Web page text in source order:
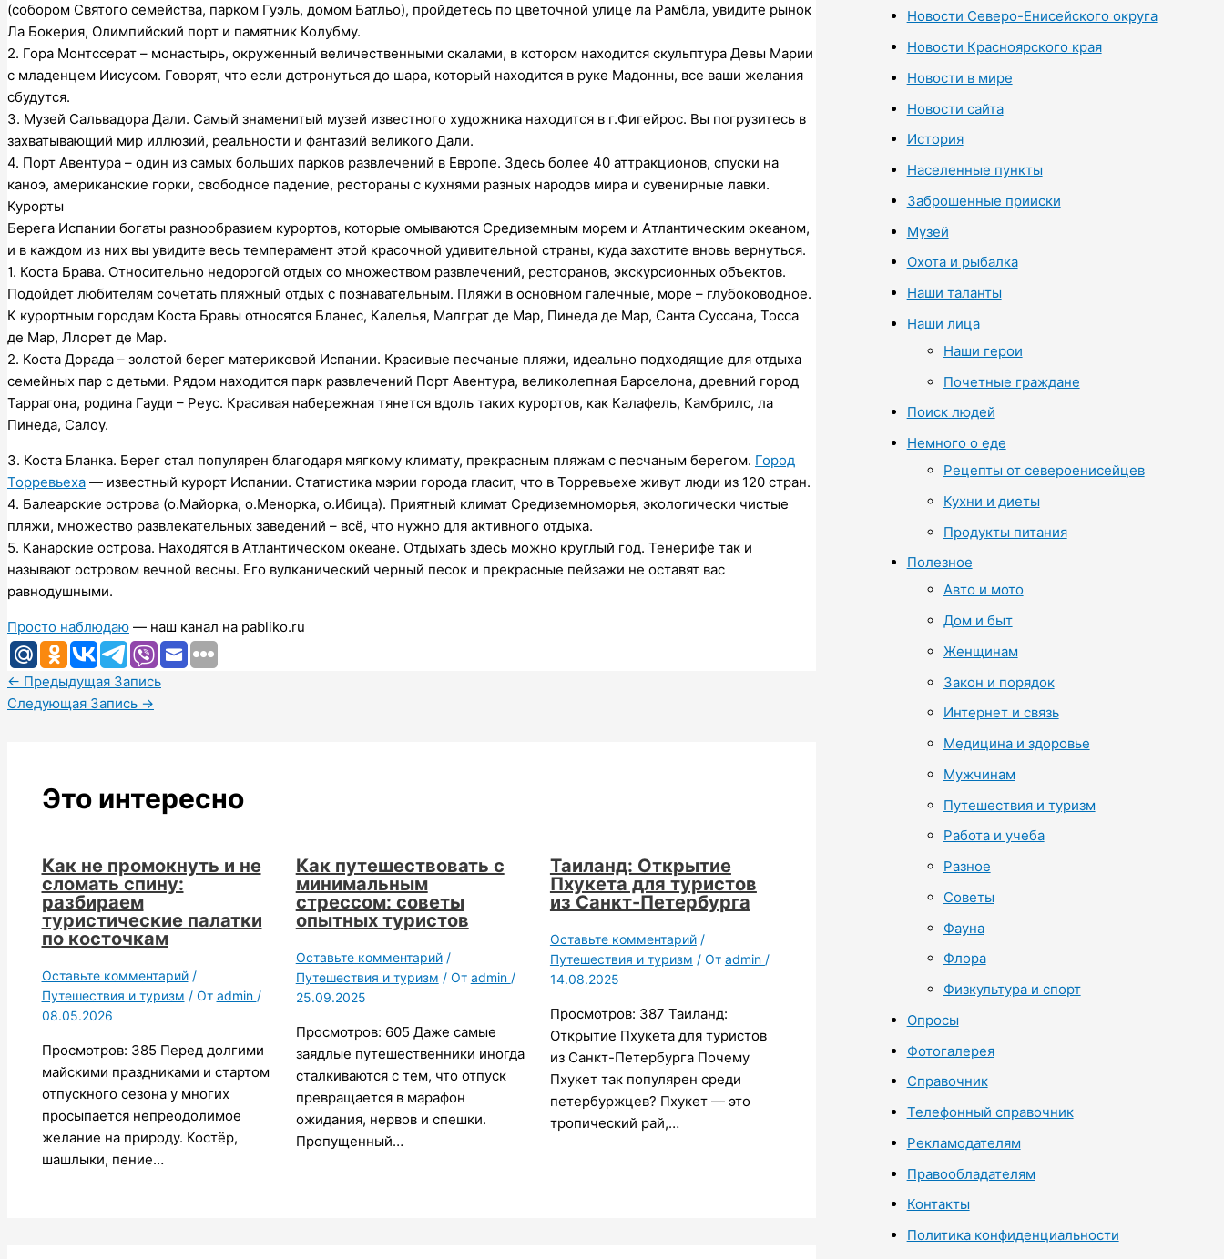
(собором Святого семейства, парком Гуэль, домом Батльо), пройдетесь по цветочной улице ла Рамбла, увидите рынок
Ла Бокерия, Олимпийский порт и памятник Колубму.
2. Гора Монтссерат – монастырь, окруженный величественными скалами, в котором находится скульптура Девы Марии
с младенцем Иисусом. Говорят, что если дотронуться до шара, который находится в руке Мадонны, все ваши желания
сбудутся.
3. Музей Сальвадора Дали. Самый знаменитый музей известного художника находится в г.Фигейрос. Вы погрузитесь в
захватывающий мир иллюзий, реальности и фантазий великого Дали.
4. Порт Авентура – один из самых больших парков развлечений в Европе. Здесь более 40 аттракционов, спуски на
каноэ, американские горки, свободное падение, рестораны с кухнями разных народов мира и сувенирные лавки.
Курорты
Берега Испании богаты разнообразием курортов, которые омываются Средиземным морем и Атлантическим океаном,
и в каждом из них вы увидите весь темперамент этой красочной удивительной страны, куда захотите вновь вернуться.
1. Коста Брава. Относительно недорогой отдых со множеством развлечений, ресторанов, экскурсионных объектов.
Подойдет любителям сочетать пляжный отдых с познавательным. Пляжи в основном галечные, море – глубоководное.
К курортным городам Коста Бравы относятся Бланес, Калелья, Малграт де Мар, Пинеда де Мар, Санта Суссана, Тосса
де Мар, Ллорет де Мар.
2. Коста Дорада – золотой берег материковой Испании. Красивые песчаные пляжи, идеально подходящие для отдыха
семейных пар с детьми. Рядом находится парк развлечений Порт Авентура, великолепная Барселона, древний город
Таррагона, родина Гауди – Реус. Красивая набережная тянется вдоль таких курортов, как Калафель, Камбрилс, ла
Пинеда, Салоу.
3. Коста Бланка. Берег стал популярен благодаря мягкому климату, прекрасным пляжам с песчаным берегом. Город
Торревьеха — известный курорт Испании. Статистика мэрии города гласит, что в Торревьехе живут люди из 120 стран.
4. Балеарские острова (о.Майорка, о.Менорка, о.Ибица). Приятный климат Средиземноморья, экологически чистые
пляжи, множество развлекательных заведений – всё, что нужно для активного отдыха.
5. Канарские острова. Находятся в Атлантическом океане. Отдыхать здесь можно круглый год. Тенерифе так и
называют островом вечной весны. Его вулканический черный песок и прекрасные пейзажи не оставят вас
равнодушными.
Просто наблюдаю — наш канал на pabliko.ru
← Предыдущая Запись
Следующая Запись →
Это интересно
Как не промокнуть и не
сломать спину:
разбираем
туристические палатки
по косточкам
Оставьте комментарий /
Путешествия и туризм / От admin /
08.05.2026
Просмотров: 385 Перед долгими
майскими праздниками и стартом
отпускного сезона у многих
просыпается непреодолимое
желание на природу. Костёр,
шашлыки, пение…
Как путешествовать с
минимальным
стрессом: советы
опытных туристов
Оставьте комментарий /
Путешествия и туризм / От admin /
25.09.2025
Просмотров: 605 Даже самые
заядлые путешественники иногда
сталкиваются с тем, что отпуск
превращается в марафон
ожидания, нервов и спешки.
Пропущенный…
Таиланд: Открытие
Пхукета для туристов
из Санкт-Петербурга
Оставьте комментарий /
Путешествия и туризм / От admin /
14.08.2025
Просмотров: 387 Таиланд:
Открытие Пхукета для туристов
из Санкт-Петербурга Почему
Пхукет так популярен среди
петербуржцев? Пхукет — это
тропический рай,…
Новости Северо-Енисейского округа
Новости Красноярского края
Новости в мире
Новости сайта
История
Населенные пункты
Заброшенные прииски
Музей
Охота и рыбалка
Наши таланты
Наши лица
Наши герои
Почетные граждане
Поиск людей
Немного о еде
Рецепты от североенисейцев
Кухни и диеты
Продукты питания
Полезное
Авто и мото
Дом и быт
Женщинам
Закон и порядок
Интернет и связь
Медицина и здоровье
Мужчинам
Путешествия и туризм
Работа и учеба
Разное
Советы
Фауна
Флора
Физкультура и спорт
Опросы
Фотогалерея
Справочник
Телефонный справочник
Рекламодателям
Правообладателям
Контакты
Политика конфиденциальности